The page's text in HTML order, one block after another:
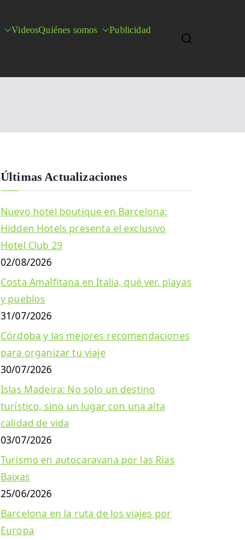
VideosQuiénes somos
Publicidad
Últimas Actualizaciones
Nuevo hotel boutique en Barcelona:
Hidden Hotels presenta el exclusivo
Hotel Club 29
02/08/2026
Costa Amalfitana en Italia, qué ver, playas
y pueblos
31/07/2026
Córdoba y las mejores recomendaciones
para organizar tu viaje
30/07/2026
Islas Madeira: No solo un destino
turístico, sino un lugar con una alta
calidad de vida
03/07/2026
Turismo en autocaravana por las Rías
Baixas
25/06/2026
Barcelona en la ruta de los viajes por
Europa